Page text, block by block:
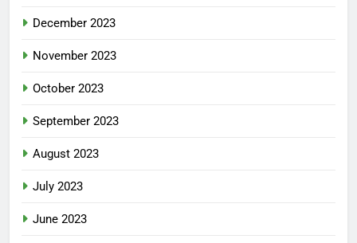
December 2023
November 2023
October 2023
September 2023
August 2023
July 2023
June 2023